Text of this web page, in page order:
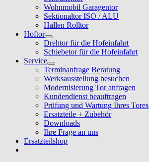
Wohnmobil Garagentor
Sektionaltor ISO / ALU
Hallen Rolltor
Hoftor
Drehtor für die Hofeinfahrt
Schiebetor für die Hofeinfahrt
Service
Terminanfrage Beratung
Werksausstellung besuchen
Modernisierung Tor anfragen
Kundendienst beauftragen
Prüfung und Wartung Ihres Tores
Ersatzteile + Zubehör
Downloads
Ihre Frage an uns
Ersatzteilshop